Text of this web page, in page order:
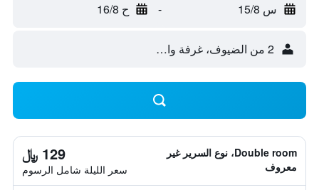
س 15/8 - ح 16/8
2 من الضيوف، غرفة واحدة
Double room، نوع السرير غير
معروف
129 ﷼
سعر الليلة شامل الرسوم